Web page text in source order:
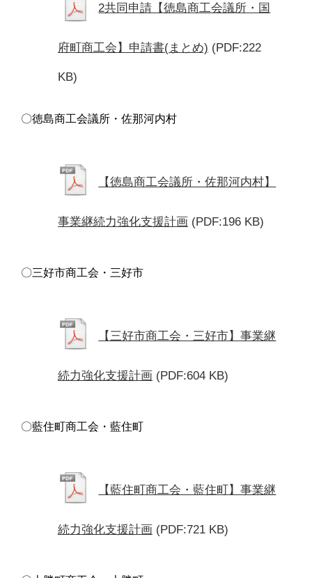
2共同申請【徳島商工会議所・国
府町商工会】申請書(まとめ) (PDF:222
KB)
〇徳島商工会議所・佐那河内村
【徳島商工会議所・佐那河内村】
事業継続力強化支援計画 (PDF:196 KB)
〇三好市商工会・三好市
【三好市商工会・三好市】事業継
続力強化支援計画 (PDF:604 KB)
〇藍住町商工会・藍住町
【藍住町商工会・藍住町】事業継
続力強化支援計画 (PDF:721 KB)